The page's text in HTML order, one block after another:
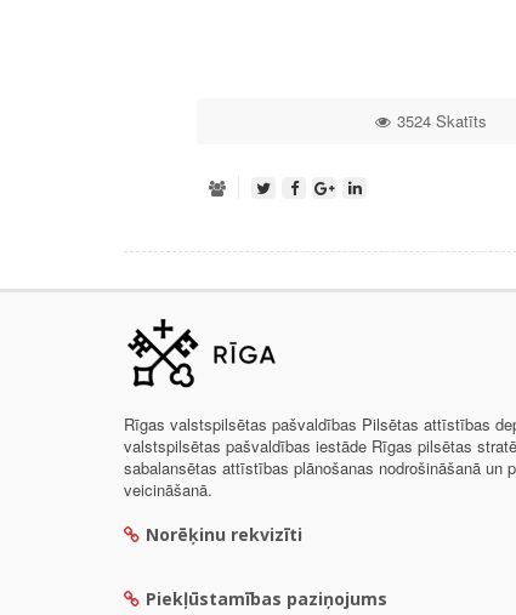
3524 Skatīts
Rīgas valstspilsētas pašvaldības Pilsētas attīstības
valstspilsētas pašvaldības iestāde Rīgas pilsētas
sabalansētas attīstības plānošanas nodrošināšanā un
veicināšanā.
Norēķinu rekvizīti
Piekļūstamības paziņojums